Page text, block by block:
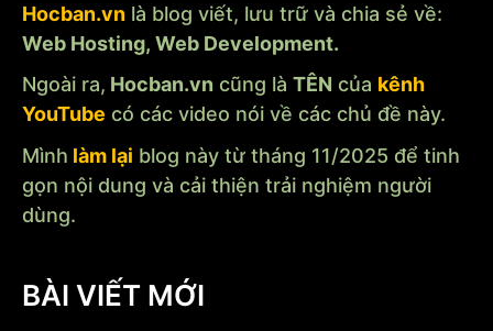
Hocban.vn là blog viết, lưu trữ và chia sẻ về:
Web Hosting, Web Development.
Ngoài ra, Hocban.vn cũng là TÊN của kênh
YouTube có các video nói về các chủ đề này.
Mình làm lại blog này từ tháng 11/2025 để tinh
gọn nội dung và cải thiện trải nghiệm người
dùng.
BÀI VIẾT MỚI